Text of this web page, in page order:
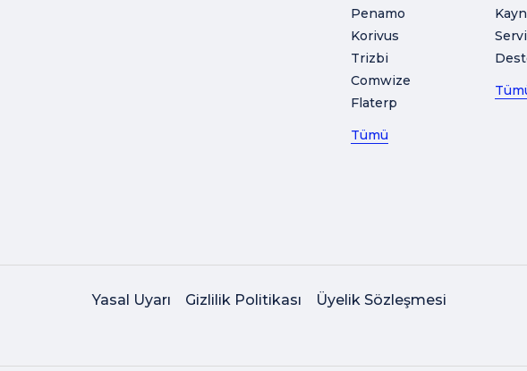
Penamo
Korivus
Trizbi
Comwize
Flaterp
Tümü
Yasal Uyarı Gizlilik Politikası Üyelik Sözleşmesi